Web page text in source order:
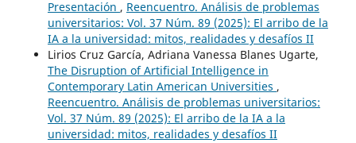
Presentación , Reencuentro. Análisis de problemas
universitarios: Vol. 37 Núm. 89 (2025): El arribo de la
IA a la universidad: mitos, realidades y desafíos II
Lirios Cruz García, Adriana Vanessa Blanes Ugarte,
The Disruption of Artificial Intelligence in
Contemporary Latin American Universities ,
Reencuentro. Análisis de problemas universitarios:
Vol. 37 Núm. 89 (2025): El arribo de la IA a la
universidad: mitos, realidades y desafíos II